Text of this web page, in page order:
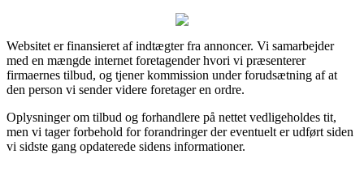
Websitet er finansieret af indtægter fra annoncer. Vi samarbejder
med en mængde internet foretagender hvori vi præsenterer
firmaernes tilbud, og tjener kommission under forudsætning af at
den person vi sender videre foretager en ordre.
Oplysninger om tilbud og forhandlere på nettet vedligeholdes tit,
men vi tager forbehold for forandringer der eventuelt er udført siden
vi sidste gang opdaterede sidens informationer.